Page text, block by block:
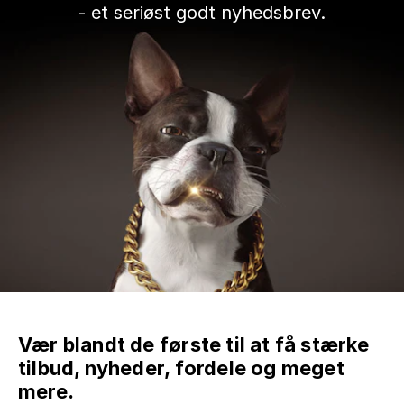
- et seriøst godt nyhedsbrev.
Vær blandt de første til at få stærke
tilbud, nyheder, fordele og meget
mere.